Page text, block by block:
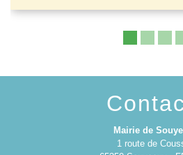
Mairie de
1 route de